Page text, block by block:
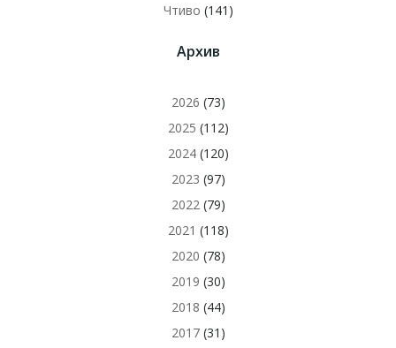
Чтиво (141)
Архив
2026 (73)
2025 (112)
2024(120)
2023 (97)
2022 (79)
2021 (118)
2020 (78)
2019 (30)
2018 (44)
2017(31)